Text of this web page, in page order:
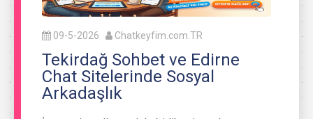
09-5-2026 Chatkeyfim.com.TR
Tekirdağ Sohbet ve Edirne
Chat Sitelerinde Sosyal
Arkadaşlık